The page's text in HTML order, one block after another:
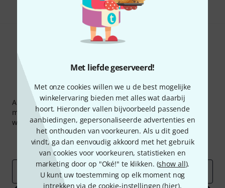
Met liefde geserveerd!
Met onze cookies willen we u de best mogelijke
winkelervaring bieden met alles wat daarbij
hoort. Hieronder vallen bijvoorbeeld passende
aanbiedingen, gepersonaliseerde advertenties en
het onthouden van voorkeuren. Als u dit goed
vindt, ga dan eenvoudig akkoord met het gebruik
van cookies voor voorkeuren, statistieken en
marketing door op "Oké!" te klikken. (show all).
U kunt uw toestemming op elk moment nog
intrekken via de cookie-instellingen (hier).
Thomann nieuwsbrief
Abonneer u op de Thomann-nieuwsbrief in het Engels en
met een beetje geluk kunt u een van 50 voucherster
waarde van50 €per stuk winnen!
Inspirerende bijdragen
Aanbiedingen
Thomann-inzichten
E-Mail adres *